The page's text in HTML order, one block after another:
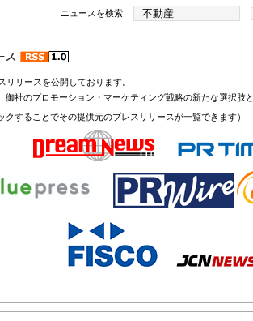
ニュースを検索
リリースを公開しております。
御社のプロモーション・マーケティング戦略の新たな選択肢
クすることでその提供元のプレスリリースが一覧できます）